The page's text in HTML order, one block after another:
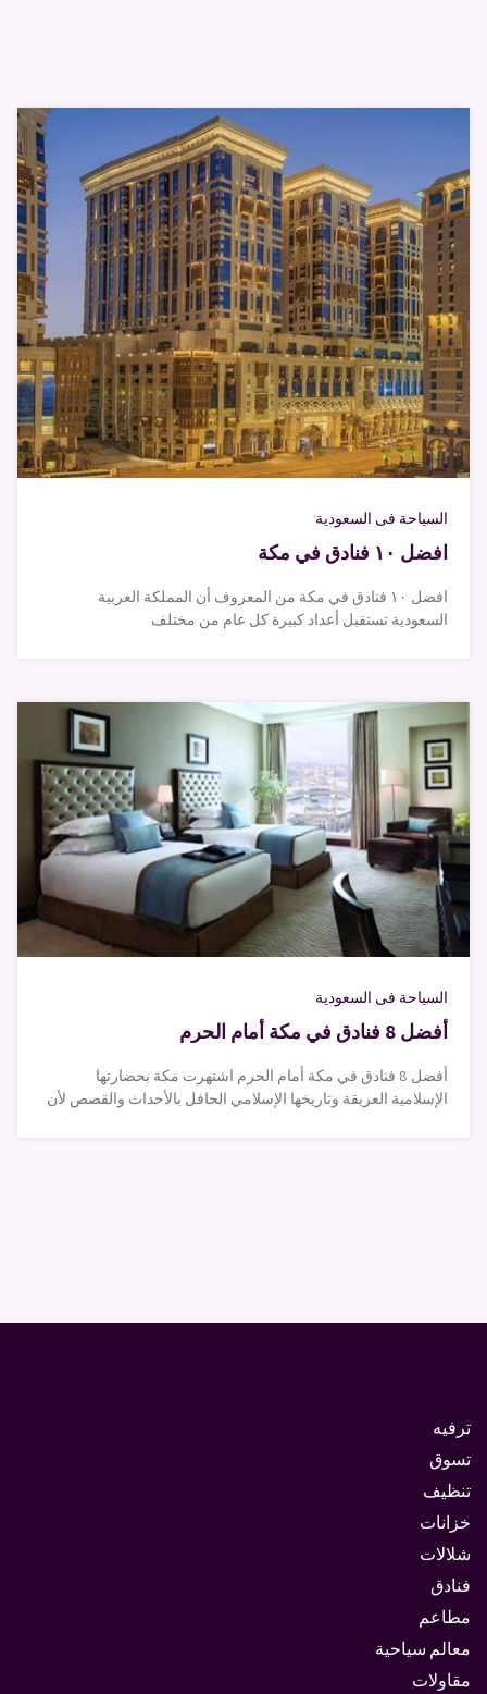
السياحة فى السعودية
افضل ١٠ فنادق في مكة
افضل ١٠ فنادق في مكة من المعروف أن المملكة العربية
السعودية تستقبل أعداد كبيرة كل عام من مختلف
السياحة فى السعودية
أفضل 8 فنادق في مكة أمام الحرم
أفضل 8 فنادق في مكة أمام الحرم اشتهرت مكة بحضارتها
الإسلامية العريقة وتاريخها الإسلامي الحافل بالأحداث والقصص لأن
ترفيه
تسوق
تنظيف
خزانات
شلالات
فنادق
مطاعم
معالم سياحية
مقاولات